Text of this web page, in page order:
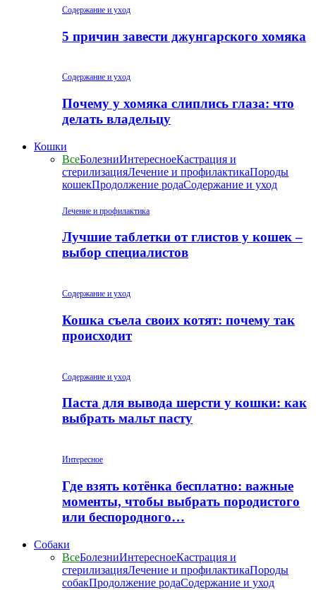
Содержание и уход
5 причин завести джунгарского хомяка
Содержание и уход
Почему у хомяка слиплись глаза: что
делать владельцу
Кошки
ВсеБолезниИнтересноеКастрация и
стерилизацияЛечение и профилактикаПороды
кошекПродолжение родаСодержание и уход
Лечение и профилактика
Лучшие таблетки от глистов у кошек –
выбор специалистов
Содержание и уход
Кошка съела своих котят: почему так
происходит
Содержание и уход
Паста для вывода шерсти у кошки: как
выбрать мальт пасту
Интересное
Где взять котёнка бесплатно: важные
моменты, чтобы выбрать породистого
или беспородного…
Собаки
ВсеБолезниИнтересноеКастрация и
стерилизацияЛечение и профилактикаПороды
собакПродолжение родаСодержание и уход